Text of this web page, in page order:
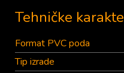
Tehničke
Format PVC poda
Tip izrade